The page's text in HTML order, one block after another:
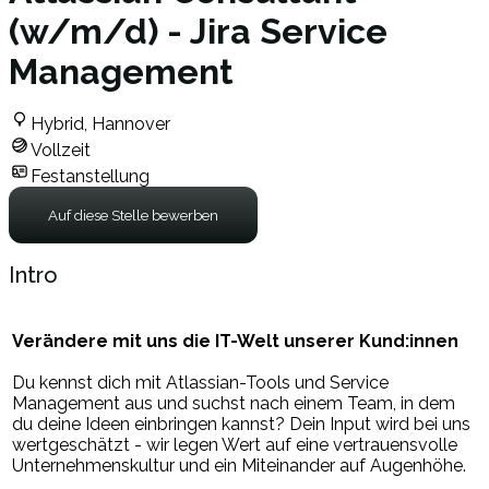
(w/m/d) - Jira Service
Management
Hybrid, Hannover
Vollzeit
Festanstellung
Auf diese Stelle bewerben
Intro
Verändere mit uns die IT-Welt unserer Kund:innen
Du kennst dich mit Atlassian-Tools und Service
Management aus und suchst nach einem Team, in dem
du deine Ideen einbringen kannst? Dein Input wird bei uns
wertgeschätzt - wir legen Wert auf eine vertrauensvolle
Unternehmenskultur und ein Miteinander auf Augenhöhe.